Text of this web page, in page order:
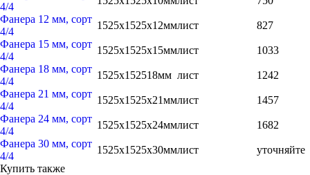
4/4
Фанера 12 мм, сорт
4/4
1525x1525x12ммлист
827
Фанера 15 мм, сорт
4/4
1525x1525x15ммлист
1033
Фанера 18 мм, сорт
4/4
1525x152518мм лист
1242
Фанера 21 мм, сорт
4/4
1525x1525x21ммлист
1457
Фанера 24 мм, сорт
4/4
1525x1525x24ммлист
1682
Фанера 30 мм, сорт
4/4
1525x1525x30ммлист
уточняйте
Купить также